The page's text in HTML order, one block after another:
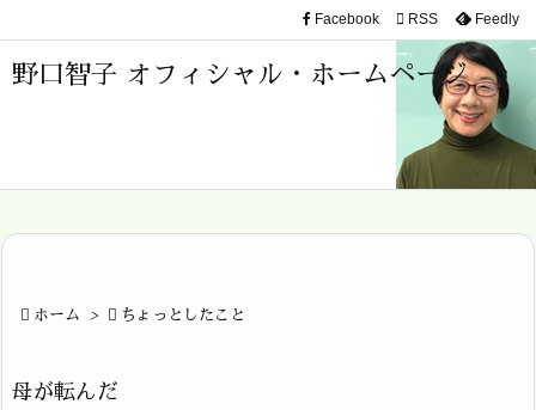
野口智子 オフィシャル・ホームページ

メニュ

サイド

前へ

Facebook  RSS Feedly
 ホーム >  ちょっとしたこと
母が転んだ